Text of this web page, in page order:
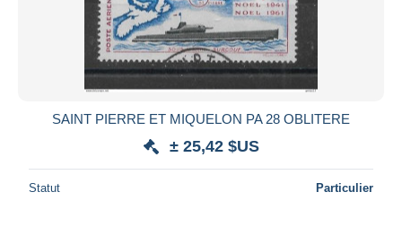
SAINT PIERRE ET MIQUELON PA 28 OBLITERE
± 25,42 $US
Statut Particulier